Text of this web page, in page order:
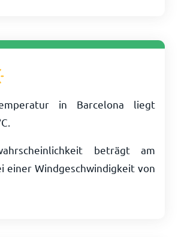
in Barcelona liegt
C
beträgt am
einer Windgeschwindigkeit von